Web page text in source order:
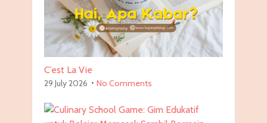
C’est La Vie
29 July 2026 No Comments